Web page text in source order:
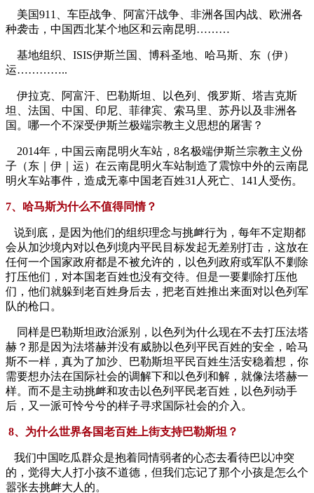
美国911、车臣战争、阿富汗战争、非洲各国内战、欧洲各
种袭击，中国西北某个地区和云南昆明………
基地组织、ISIS伊斯兰国、博科圣地、哈马斯、东（伊）
运…………..
伊拉克、阿富汗、巴勒斯坦、以色列、俄罗斯、塔吉克斯
坦、法国、中国、印尼、菲律宾、索马里、苏丹以及非洲各
国。哪一个不深受伊斯兰极端宗教主义思想的屠害？
2014年，中国云南昆明火车站，8名极端伊斯兰宗教主义份
子（东｜伊｜运）在云南昆明火车站制造了震惊中外的云南昆
明火车站事件，造成无辜中国老百姓31人死亡、141人受伤。
7、哈马斯为什么不值得同情？
说到底，是因为他们的组织理念与挑衅行为，每年不定期都
会从加沙境内对以色列境内平民目标发起无差别打击，这放在
任何一个国家政府都是不被允许的，以色列政府或军队不剿除
打压他们，对本国老百姓也没有交待。但是一要剿除打压他
们，他们就躲到老百姓身后去，把老百姓推出来面对以色列军
队的枪口。
同样是巴勒斯坦政治派别，以色列为什么现在不去打压法塔
赫？那是因为法塔赫并没有威胁以色列平民百姓的安全，哈马
斯不一样，真为了加沙、巴勒斯坦平民百姓生活安稳着想，你
需要想办法在国际社会的调解下和以色列和解，就像法塔赫一
样。而不是主动挑衅和攻击以色列平民老百姓，以色列动手
后，又一派可怜兮兮的样子寻求国际社会的介入。
8、为什么世界各国老百姓上街支持巴勒斯坦？
我们中国吃瓜群众是抱着同情弱者的心态去看待巴以冲突
的，觉得大人打小孩不道德，但我们忘记了那个小孩是怎么个
嚣张去挑衅大人的。